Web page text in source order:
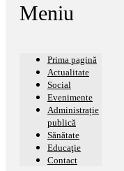
Meniu
Prima pagină
Actualitate
Social
Evenimente
Administrație
publică
Sănătate
Educaţie
Contact